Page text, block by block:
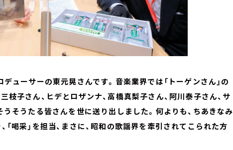
ューサーの東元晃さんです。音楽業界では「トーゲンさん」の
子さん、ヒデとロザンナ、高橋真梨子さん、阿川泰子さん、サ
うそうたる皆さんを世に送り出しました。何よりも、ちあきなみ
喝采」を担当、まさに、昭和の歌謡界を牽引されてこられた方